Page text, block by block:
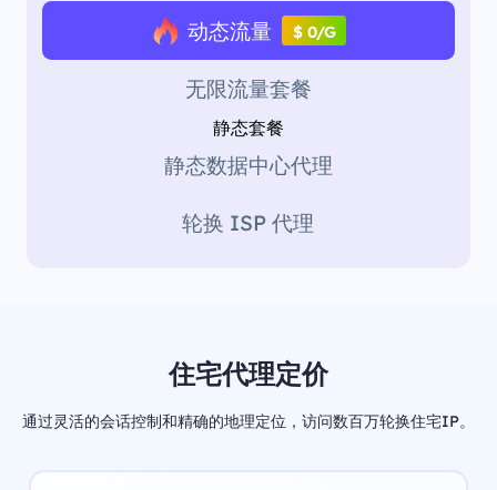
动态流量 $ 0/G
无限流量套餐
静态套餐
静态数据中心代理
轮换 ISP 代理
住宅代理定价
通过灵活的会话控制和精确的地理定位，访问数百万轮换住宅IP。